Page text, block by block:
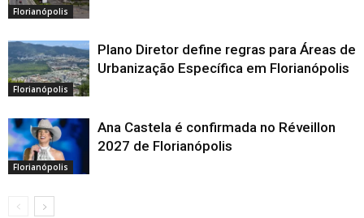
Florianópolis
Florianópolis
Plano Diretor define regras para Áreas de
Urbanização Específica em Florianópolis
Florianópolis
Ana Castela é confirmada no Réveillon
2027 de Florianópolis